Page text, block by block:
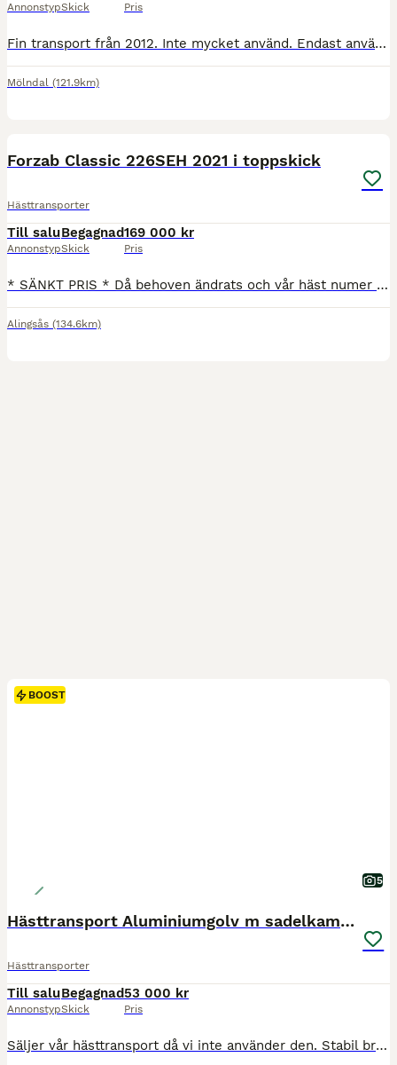
AnnonstypSkick Pris
Fin transport från 2012. Inte mycket använd. Endast använd till b-ponny. Bommarna fram och bak går att justera både höjd och längd. Sulkyfästen bak finns. Dubbade vinterdäck och lås till draget ingår. Alu-Bi-Comp-golv (komposit/aluminium). Väggar och tak i glasfiber. Innerhöjd 230 cm. Lastbredd 171 cm. Besiktning gjord december 2025 utan anmärkning. Inte vinterkörd. Bara
Mölndal (121.9km)
Forzab Classic 226SEH 2021 i toppskick
Hästtransporter
Till salu
Annonstyp
Begagnad
Skick
169 000 kr
Pris
* SÄNKT PRIS * Då behoven ändrats och vår häst numer transporteras endast sällan erbjuder jag denna fina vagn som jag köpte ny från Klippansläp 2021. En transport utöver det vanliga som går fantastiskt stadigt på vägen. - Totalvikt 1900 kg, lastvikt 950 kg - Årsmodell 2021 - Sadelkammare och klädkammare - Broddmattor båda sidor - Dubbade vinterdäck på lättmetallfälgar - D
Alingsås (134.6km)
BOOST
5
Hästtransport Aluminiumgolv m sadelkammare
Hästtransporter
Till salu
Annonstyp
Begagnad
Skick
53 000 kr
Pris
Säljer vår hästtransport då vi inte använder den. Stabil bra transport som ligger bra på vägen. Från 2015 Aluminium golv och väggar av glasfiber Sadelkammare Kamera från biltema Allvädersdäck från 2025 Besiktigad till 20270430 Service bromsar 2024 Nytt hjullager vä fram Maj 2026 Lång bom och en dörr ingår. Finns utanför Båstad i sommar. Kommer flyttas till Lund ca 8 Au